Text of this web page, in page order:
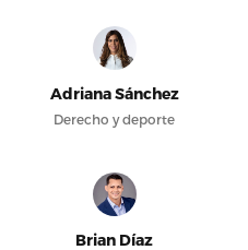
Adriana Sánchez
Derecho y deporte
Brian Díaz